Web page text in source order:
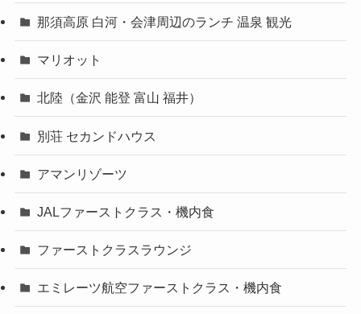
那須高原 白河・会津周辺のランチ 温泉 観光
マリオット
北陸（金沢 能登 富山 福井）
別荘 セカンドハウス
アマンリゾーツ
JALファーストクラス・機内食
ファーストクラスラウンジ
エミレーツ航空ファーストクラス・機内食